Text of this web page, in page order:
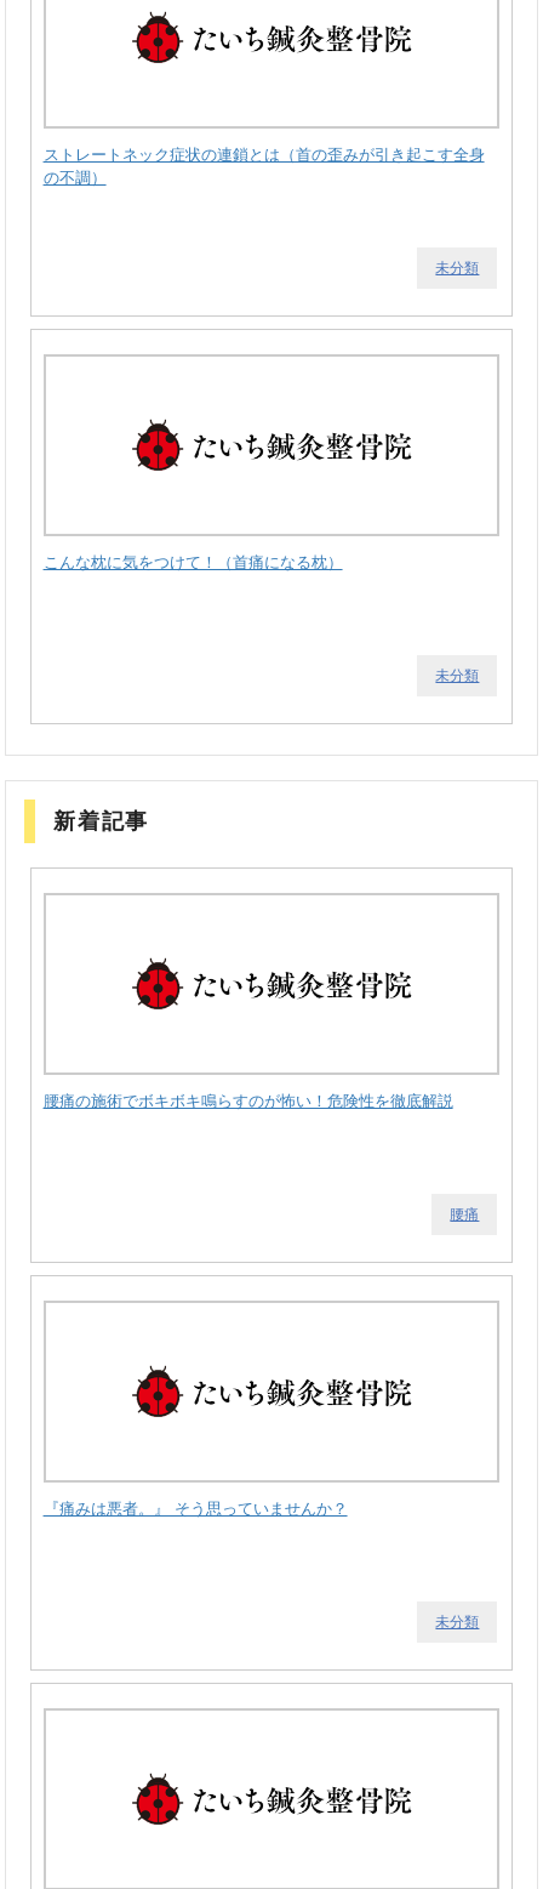
ストレートネック症状の連鎖とは（首の歪みが引き起こす全身
の不調）
未分類
こんな枕に気をつけて！（首痛になる枕）
未分類
新着記事
腰痛の施術でボキボキ鳴らすのが怖い！危険性を徹底解説
腰痛
『痛みは悪者。』 そう思っていませんか？
未分類